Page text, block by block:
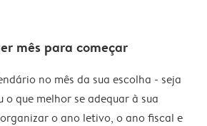
mês para começar
no mês da sua escolha - seja
o que melhor se adequar à sua
o ano letivo, o ano fiscal e